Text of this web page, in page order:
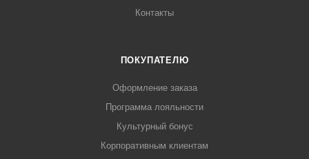
Контакты
ПОКУПАТЕЛЮ
Оформление заказа
Программа лояльности
Культурный бонус
Корпоративным клиентам